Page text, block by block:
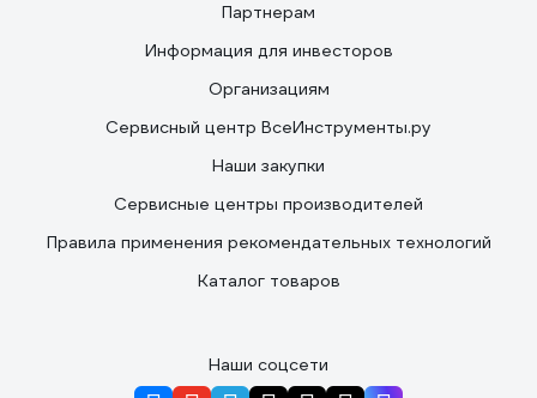
Партнерам
Информация для инвесторов
Организациям
Сервисный центр ВсеИнструменты.ру
Наши закупки
Сервисные центры производителей
Правила применения рекомендательных технологий
Каталог товаров
Наши соцсети